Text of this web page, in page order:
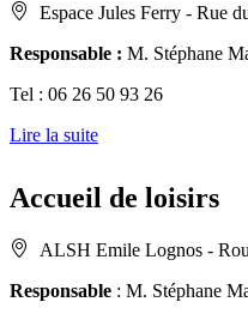
Espace Jules Ferry - Rue
Responsable : M. Stéphane
Tel : 06 26 50 93 26
Lire la suite
Accueil de loisirs
ALSH Emile Lognos -
Responsable : M. Stéphane